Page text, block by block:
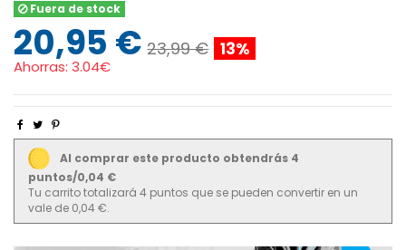
Fuera de stock
20,95 € 23,99 € 13%
Ahorras: 3.04€
Al comprar este producto obtendrás 4
puntos/0,04 €
Tu carrito totalizará 4 puntos que se pueden convertir en un
vale de 0,04 €.